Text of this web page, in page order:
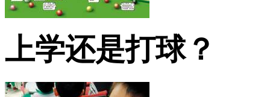
上学还是打球？